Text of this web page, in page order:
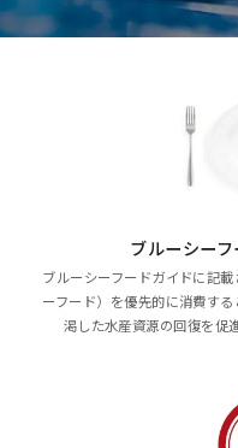
ブルーシー
ブルーシーフードガイドに記
ーフード）を優先的に消費す
渇した水産資源の回復を促